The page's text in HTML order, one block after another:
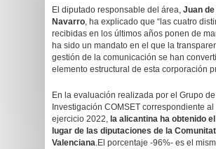
El diputado responsable del área, Juan
Navarro, ha explicado que “las cuatro
recibidas en los últimos años ponen de
ha sido un mandato en el que la
gestión de la comunicación se han
elemento estructural de esta corporación
En la evaluación realizada por el Grupo de
Investigación COMSET correspondiente
ejercicio 2022, la alicantina ha obtenido
lugar de las diputaciones de la Comunitat
Valenciana.El porcentaje -96%- es el